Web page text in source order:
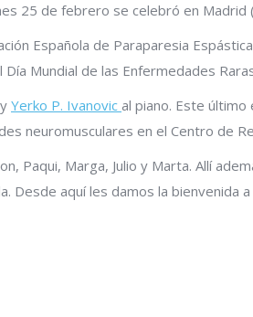
25 de febrero se celebró en Madrid
Española de Paraparesia
Mundial de las Enfermedades
Yerko P. Ivanovic al piano. Este último
neuromusculares en el Centro de
Paqui, Marga, Julio y Marta. Allí
Desde aquí les damos la